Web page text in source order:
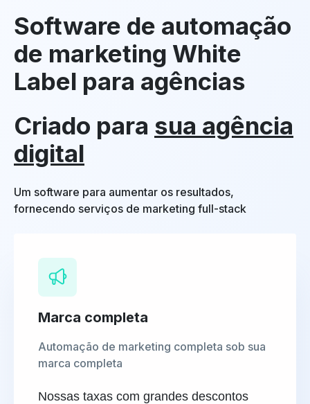
Software de automação
de marketing White
Label para agências
Criado para sua agência
digital
Um software para aumentar os resultados,
fornecendo serviços de marketing full-stack
Marca completa
Automação de marketing completa sob sua
marca completa
Nossas taxas com grandes descontos